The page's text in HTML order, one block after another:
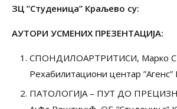
ЗЦ ”Студеница” Краљево су:
АУТОРИ УСМЕНИХ ПРЕЗЕНТАЦИЈА:
СПОНДИЛОАРТРИТИСИ, Марко
Рехабилитациони центар
ПАТОЛОГИЈА – ПУТ ДО